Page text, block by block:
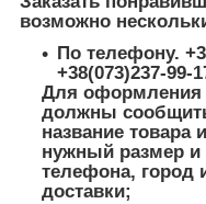
возможно
По телефону.
+38(073)237-99-
Для оформления
должны
название товара
нужный размер
телефона,
доставки;